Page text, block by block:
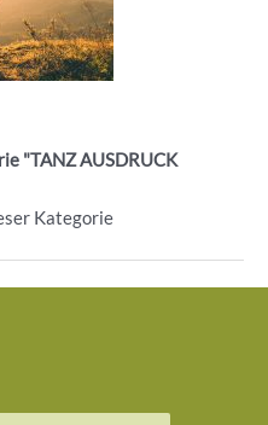
"TANZ AUSDRUCK
Kategorie